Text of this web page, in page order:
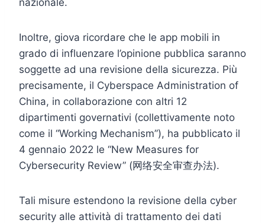
Inoltre, giova ricordare che le app mobili in
grado di influenzare l’opinione pubblica saranno
soggette ad una revisione della sicurezza. Più
precisamente, il Cyberspace Administration of
China, in collaborazione con altri 12
dipartimenti governativi (collettivamente noto
come il “Working Mechanism”), ha pubblicato il
4 gennaio 2022 le “New Measures for
Cybersecurity Review” (网络安全审查办法).
Tali misure estendono la revisione della cyber
security alle attività di trattamento dei dati